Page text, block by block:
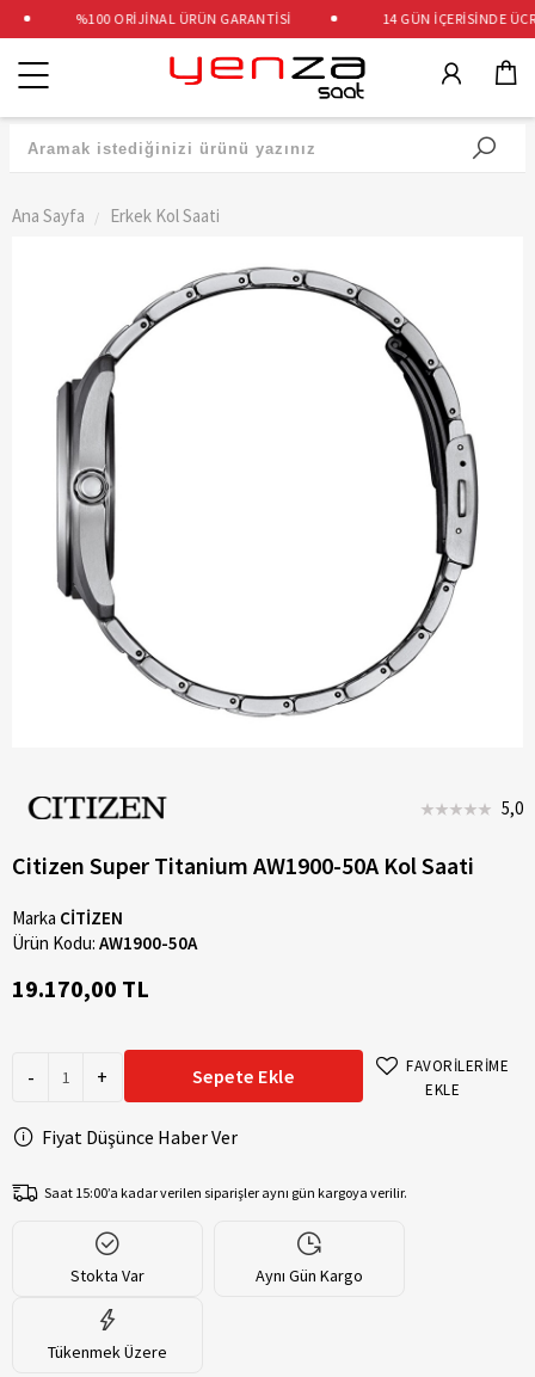
%100 ORİJİNAL ÜRÜN GARANTİSİ 14 GÜN İÇERİSİNDE
Kategoriler
Ana Sayfa Erkek Kol Saati
5,0
Citizen Super Titanium AW1900-50A Kol Saati
Marka CİTİZEN
Ürün Kodu: AW1900-50A
19.170,00 TL
- + Sepete Ekle
FAVORİLERİME
EKLE
Fiyat Düşünce Haber Ver
Saat 15:00’a kadar verilen siparişler aynı gün kargoya verilir.
Stokta Var Aynı Gün Kargo
Tükenmek Üzere